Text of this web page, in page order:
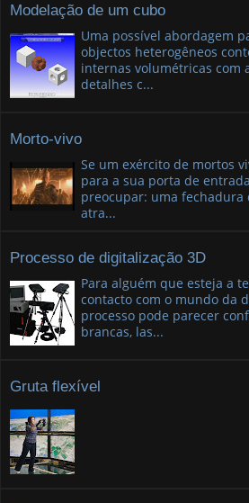
Modelação de um cubo
Uma possível abordagem
objectos heterogêneos
internas volumétricas com
detalhes c...
Morto-vivo
Se um exército de mortos
para a sua porta de
preocupar: uma fechadura
atra...
Processo de digitalização 3D
Para alguém que esteja a
contacto com o mundo da
processo pode parecer
brancas, las...
Gruta flexível